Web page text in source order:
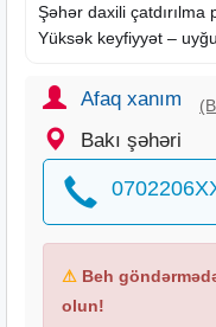
Şəhər daxili çatdırılma
Yüksək keyfiyyət –
Afaq xanım
Bakı şəhəri
⚠ Beh
olun!